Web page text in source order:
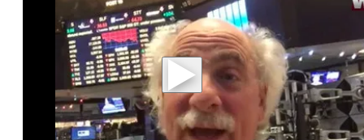
Mit der Wiedergabe dieses Videos werden
Daten an Youtube übertragen.
Hinweise dazu erhalten Sie in derDatenschutzerklärung.
Akzeptieren